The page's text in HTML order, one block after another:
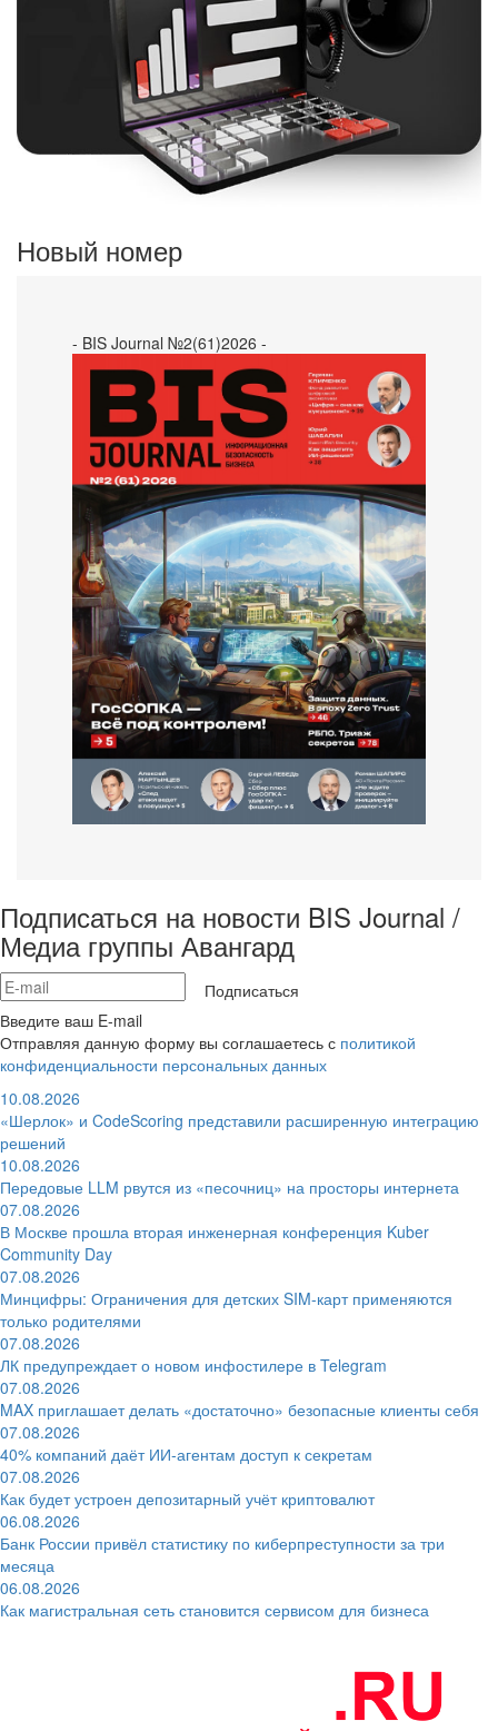
Новый номер
- BIS Journal №2(61)2026 -
Подписаться на новости BIS Journal /
Медиа группы Авангард
Подписаться
Введите ваш E-mail
Отправляя данную форму вы соглашаетесь с политикой
конфиденциальности персональных данных
10.08.2026
«Шерлок» и CodeScoring представили расширенную интеграцию
решений
10.08.2026
Передовые LLM рвутся из «песочниц» на просторы интернета
07.08.2026
В Москве прошла вторая инженерная конференция Kuber
Community Day
07.08.2026
Минцифры: Ограничения для детских SIM-карт применяются
только родителями
07.08.2026
ЛК предупреждает о новом инфостилере в Telegram
07.08.2026
MAX приглашает делать «достаточно» безопасные клиенты себя
07.08.2026
40% компаний даёт ИИ‑агентам доступ к секретам
07.08.2026
Как будет устроен депозитарный учёт криптовалют
06.08.2026
Банк России привёл статистику по киберпреступности за три
месяца
06.08.2026
Как магистральная сеть становится сервисом для бизнеса